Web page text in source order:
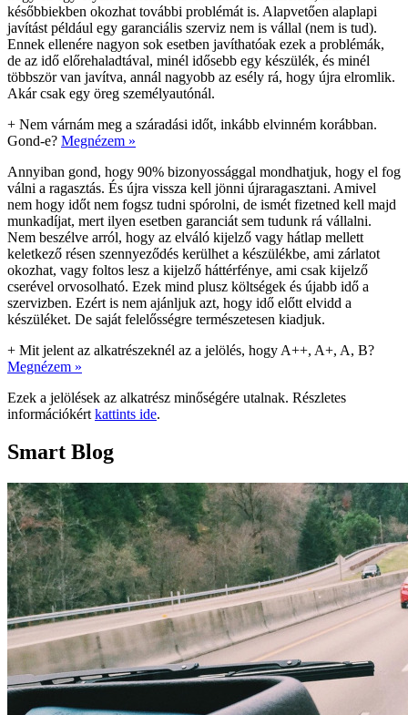
későbbiekben okozhat további problémát is. Alapvetően alaplapi
javítást például egy garanciális szerviz nem is vállal (nem is tud).
Ennek ellenére nagyon sok esetben javíthatóak ezek a problémák,
de az idő előrehaladtával, minél idősebb egy készülék, és minél
többször van javítva, annál nagyobb az esély rá, hogy újra elromlik.
Akár csak egy öreg személyautónál.
+ Nem várnám meg a száradási időt, inkább elvinném korábban.
Gond-e? Megnézem »
Annyiban gond, hogy 90% bizonyossággal mondhatjuk, hogy el fog
válni a ragasztás. És újra vissza kell jönni újraragasztani. Amivel
nem hogy időt nem fogsz tudni spórolni, de ismét fizetned kell majd
munkadíjat, mert ilyen esetben garanciát sem tudunk rá vállalni.
Nem beszélve arról, hogy az elváló kijelző vagy hátlap mellett
keletkező résen szennyeződés kerülhet a készülékbe, ami zárlatot
okozhat, vagy foltos lesz a kijelző háttérfénye, ami csak kijelző
cserével orvosolható. Ezek mind plusz költségek és újabb idő a
szervizben. Ezért is nem ajánljuk azt, hogy idő előtt elvidd a
készüléket. De saját felelősségre természetesen kiadjuk.
+ Mit jelent az alkatrészeknél az a jelölés, hogy A++, A+, A, B?
Megnézem »
Ezek a jelölések az alkatrész minőségére utalnak. Részletes
információkért kattints ide.
Smart Blog